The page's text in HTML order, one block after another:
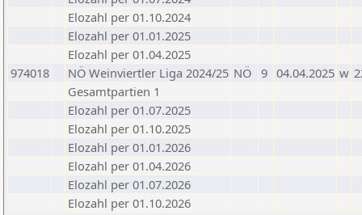
Elozahl per 01.10.2024
Elozahl per 01.01.2025
Elozahl per 01.04.2025
974018
NÖ Weinviertler Liga 2024/25 NÖ 9 04.04.2025 w
Gesamtpartien 1
Elozahl per 01.07.2025
Elozahl per 01.10.2025
Elozahl per 01.01.2026
Elozahl per 01.04.2026
Elozahl per 01.07.2026
Elozahl per 01.10.2026